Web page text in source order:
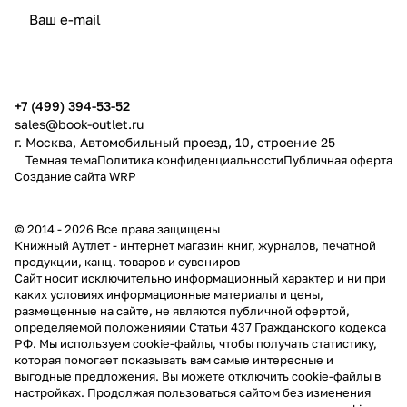
+7 (499) 394-53-52
sales@book-outlet.ru
г. Москва, Автомобильный проезд, 10, строение 25
Темная темаПолитика конфиденциальностиПубличная оферта
Создание сайтаWRP
© 2014 - 2026 Все права защищены
Книжный Аутлет - интернет магазин книг, журналов, печатной
продукции, канц. товаров и сувениров
Cайт носит исключительно информационный характер и ни при
каких условиях информационные материалы и цены,
размещенные на сайте, не являются публичной офертой,
определяемой положениями Статьи 437 Гражданского кодекса
РФ. Мы используем cookie-файлы, чтобы получать статистику,
которая помогает показывать вам самые интересные и
выгодные предложения. Вы можете отключить cookie-файлы в
настройках. Продолжая пользоваться сайтом без изменения